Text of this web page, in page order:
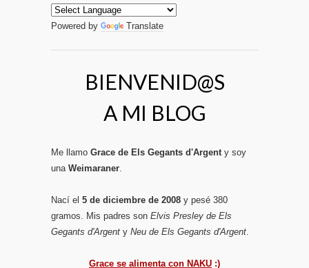
Powered by Translate
BIENVENID@S
A MI BLOG
Me llamo Grace de Els Gegants d'Argent y soy
una Weimaraner
Nací el 5 de diciembre de 2008 y pesé 380
gramos. Mis padres son Elvis Presley de Els
Gegants d'Argent y Neu de Els Gegants d'Argent
Grace se alimenta con NAKU :)